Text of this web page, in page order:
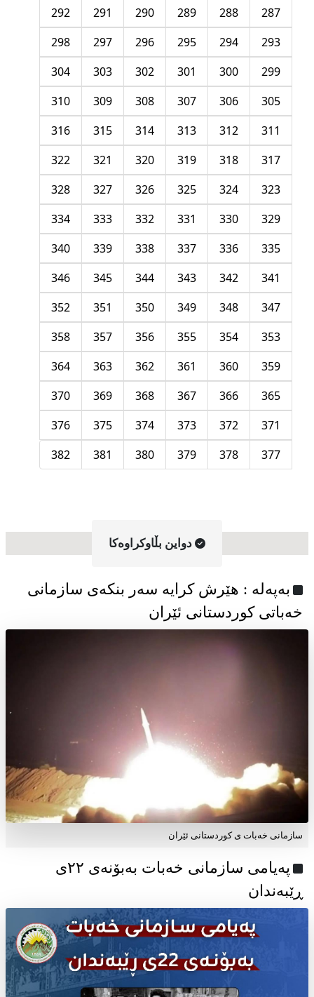
287
288
289
290
291
292
293
294
295
296
297
298
299
300
301
302
303
304
305
306
307
308
309
310
311
312
313
314
315
316
317
318
319
320
321
322
323
324
325
326
327
328
329
330
331
332
333
334
335
336
337
338
339
340
341
342
343
344
345
346
347
348
349
350
351
352
353
354
355
356
357
358
359
360
361
362
363
364
365
366
367
368
369
370
371
372
373
374
375
376
377
378
379
380
381
382
دواین بڵاوکراوه‌کا
به‌په‌له‌ : هێرش کرایە سەر بنکەی سازمانی
خەباتی کوردستانی ئێران
سازمانی خەبات ی کوردستانی ئێران
پەیامی سازمانی خەبات بەبۆنەی ۲۲ی
ڕێبەندان